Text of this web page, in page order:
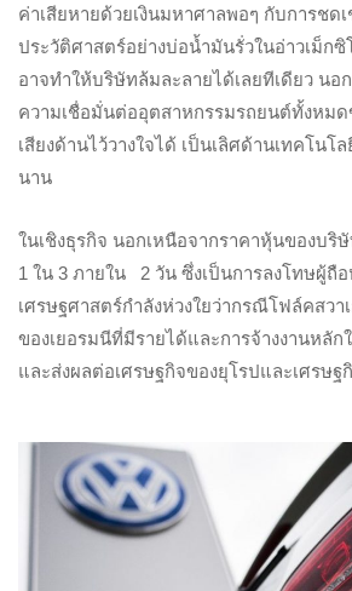
ค่าเสียหายด้วยเงินมหาศาลพอๆ กับการชด
ประวัติศาสตร์อย่างบ่อน้ำมันรั่วในอ่าวเม็ก
อาจทำให้บริษัทล้มละลายได้เลยทีเดียว นอ
ความเชื่อมั่นต่ออุตสาหกรรมรถยนต์ทั้งหมด
เสียงด้านไว้วางใจได้ เป็นเลิศด้านเทคโนโ
นาน
ในเชิงธุรกิจ นอกเหนือจากราคาหุ้นของบริ
1 ใน 3 ภายใน 2 วัน ซึ่งเป็นการลงโทษผู้ถื
เศรษฐศาสตร์กำลังห่วงใยว่ากรณีโฟล์คสวา
ของเยอรมนีที่มีรายได้และการจ้างงานหลั
และส่งผลต่อเศรษฐกิจของยุโรปและเศรษฐ